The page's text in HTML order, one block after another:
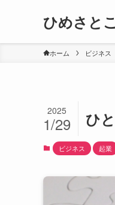
ひめさと
ホーム ビジネス
ひ
2025
1/29
ビジネス 起業